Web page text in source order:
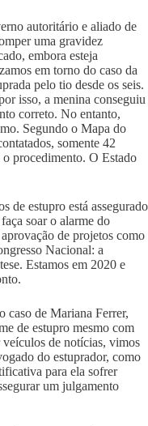
autoritário e aliado de
uma gravidez
embora esteja
em torno do caso da
pelo tio desde os seis.
isso, a menina conseguiu
correto. No entanto,
Segundo o Mapa do
somente 42
procedimento. O Estado
de estupro está assegurado
soar o alarme do
de projetos como
Nacional: a
Estamos em 2020 e
caso de Mariana Ferrer,
de estupro mesmo com
de notícias, vimos
do estuprador, como
para ela sofrer
um julgamento